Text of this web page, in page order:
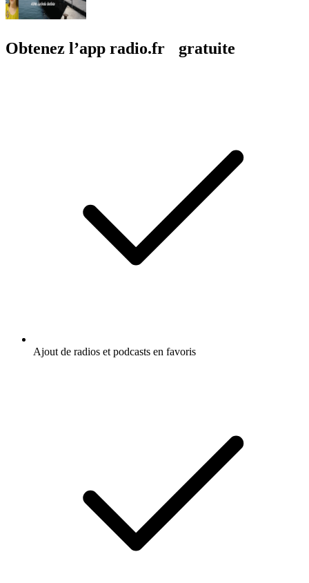
Obtenez l’app radio.fr gratuite
Ajout de radios et podcasts en favoris